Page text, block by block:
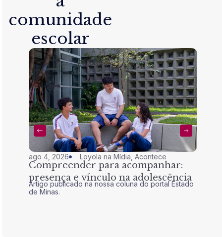
comunidade
escolar
ago 4, 2026 Loyola na Mídia ,Acontece
Compreender para acompanhar:
presença e vínculo na adolescência
Artigo publicado na nossa coluna do portal Estado
de Minas.